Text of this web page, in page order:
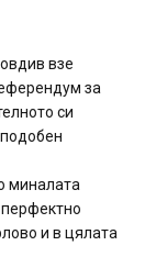
взе
за
си
миналата
и в цялата